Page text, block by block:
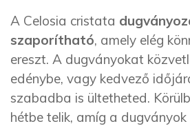
A Celosia cristata
szaporítható, amely elég
ereszt. A dugványokat
edénybe, vagy kedvező
szabadba is ültetheted.
hétbe telik, amíg a dugványok